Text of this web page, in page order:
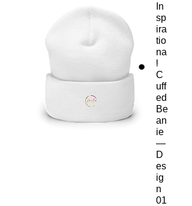
In
sp
ira
tio
na
l
C
uff
ed
Be
an
ie
—
D
es
ig
n
01